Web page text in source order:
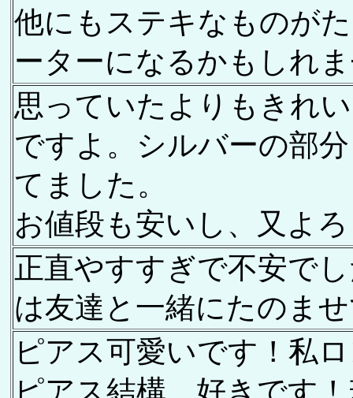
他にもステキなものが
ーターになるかもしれ
思っていたよりもきれ
ですよ。シルバーの部
てました。
お値段も安いし、又よ
正直やすすぎで不安で
は友達と一緒にたのま
ピアス可愛いです！私
ピアス結構、好きです